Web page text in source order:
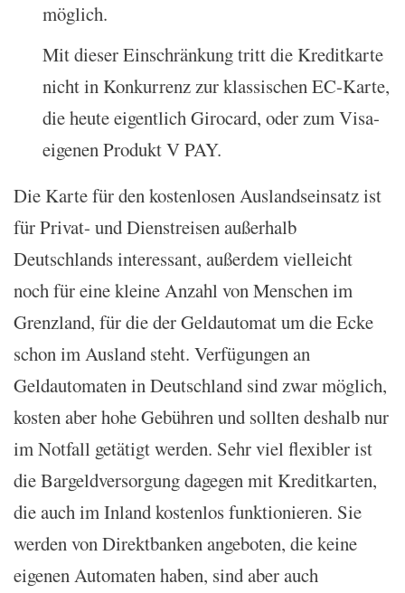
möglich.
Mit dieser Einschränkung tritt die Kreditkarte
nicht in Konkurrenz zur klassischen EC-Karte,
die heute eigentlich Girocard, oder zum Visa-
eigenen Produkt V PAY.
Die Karte für den kostenlosen Auslandseinsatz ist
für Privat- und Dienstreisen außerhalb
Deutschlands interessant, außerdem vielleicht
noch für eine kleine Anzahl von Menschen im
Grenzland, für die der Geldautomat um die Ecke
schon im Ausland steht. Verfügungen an
Geldautomaten in Deutschland sind zwar möglich,
kosten aber hohe Gebühren und sollten deshalb nur
im Notfall getätigt werden. Sehr viel flexibler ist
die Bargeldversorgung dagegen mit Kreditkarten,
die auch im Inland kostenlos funktionieren. Sie
werden von Direktbanken angeboten, die keine
eigenen Automaten haben, sind aber auch